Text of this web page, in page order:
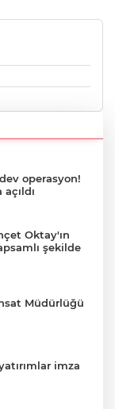
operasyon!
Oktay'ın
şekilde
Müdürlüğü
imza